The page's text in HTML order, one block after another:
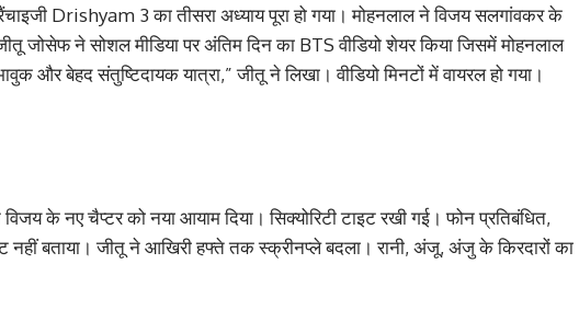
Drishyam 3 का तीसरा अध्याय पूरा हो गया। मोहनलाल ने विजय सलगांवकर के
जोसेफ ने सोशल मीडिया पर अंतिम दिन का BTS वीडियो शेयर किया जिसमें मोहनलाल
और बेहद संतुष्टिदायक यात्रा,” जीतू ने लिखा। वीडियो मिनटों में वायरल हो गया।
के नए चैप्टर को नया आयाम दिया। सिक्योरिटी टाइट रखी गई। फोन प्रतिबंधित,
नहीं बताया। जीतू ने आखिरी हफ्ते तक स्क्रीनप्ले बदला। रानी, अंजू, अंजु के किरदारों का